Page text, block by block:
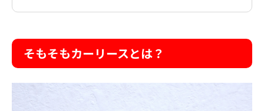
そもそもカーリースとは？